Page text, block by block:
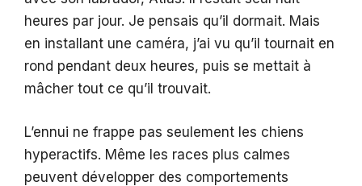
heures par jour. Je pensais qu’il dormait. Mais
en installant une caméra, j’ai vu qu’il tournait en
rond pendant deux heures, puis se mettait à
mâcher tout ce qu’il trouvait.
L’ennui ne frappe pas seulement les chiens
hyperactifs. Même les races plus calmes
peuvent développer des comportements